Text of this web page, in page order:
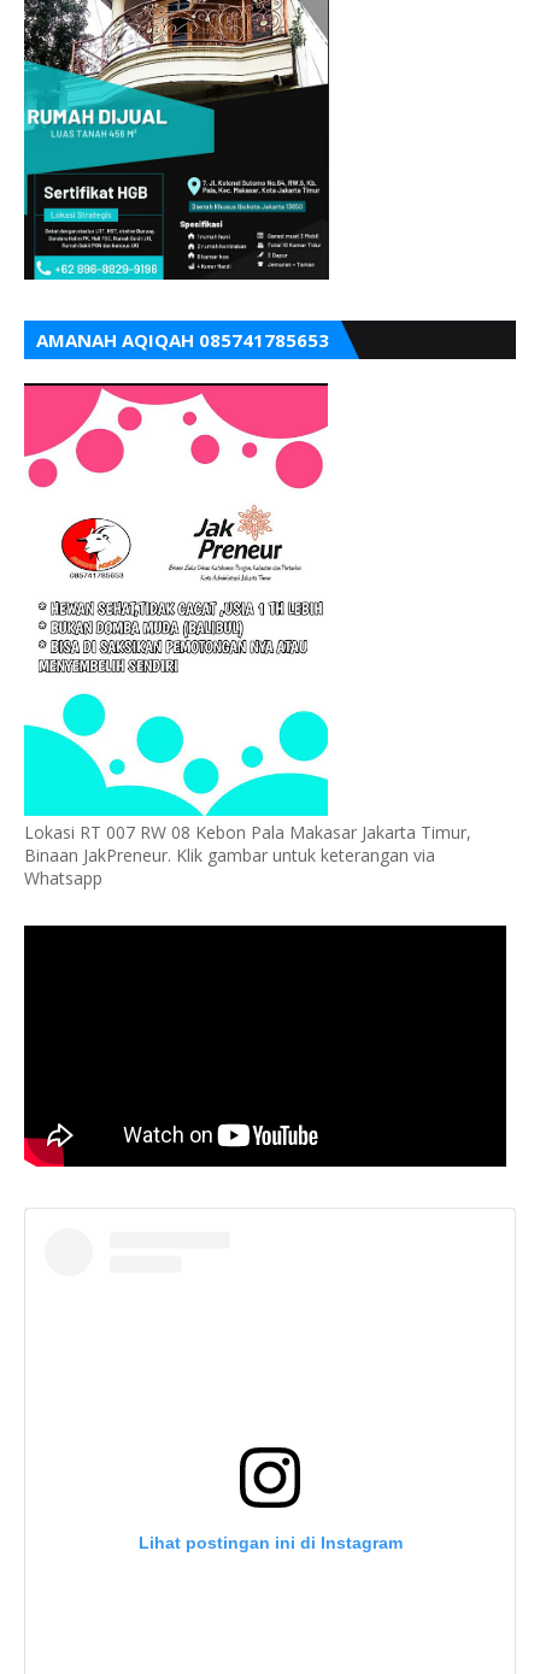
AMANAH AQIQAH 085741785653
Lokasi RT 007 RW 08 Kebon Pala Makasar Jakarta Timur,
Binaan JakPreneur. Klik gambar untuk keterangan via
Whatsapp
Lihat postingan ini di Instagram